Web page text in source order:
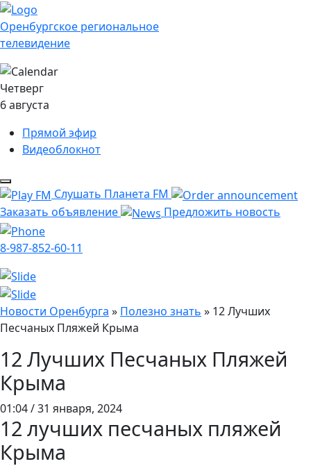
Оренбургское региональное
телевидение
Четверг
6 августа
Прямой эфир
Видеоблокнот
Слушать Планета FM
Заказать объявление
Предложить новость
8-987-852-60-11
Новости Оренбурга » Полезно знать » 12 Лучших
Песчаных Пляжей Крыма
12 Лучших Песчаных Пляжей
Крыма
01:04 / 31 января, 2024
12 лучших песчаных пляжей
Крыма